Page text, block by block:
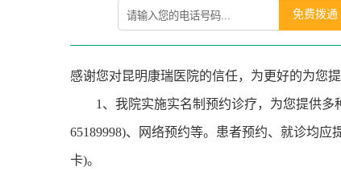
免费拨通
感谢您对昆明康瑞医院的信任，为更好的为您
1、我院实施实名制预约诊疗，为您提供多
65189998)、网络预约等。患者预约、就诊均
卡)。